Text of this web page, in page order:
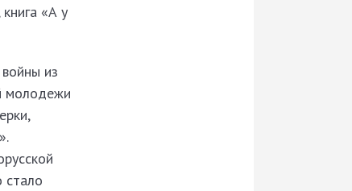
«А у
из
молодежи
стало